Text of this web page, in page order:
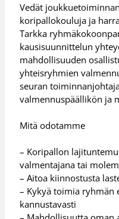
Vedät
koripallokouluja ja
Tarkka
kausisuunnittelun
mahdollisuuden
yhteisryhmien
seuran
valmennuspäällikön ja
Mitä odotamme
– Koripallon
valmentajana tai
– Aitoa kiinnostusta
– Kykyä toimia ryhmän
kannustavasti